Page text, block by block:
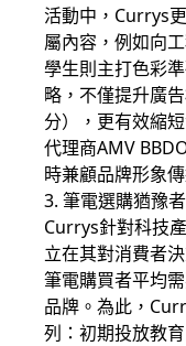
活動中，Currys
屬內容，例如向
學生則主打色彩
略，不僅提升廣
分），更有效縮
代理商AMV
時兼顧品牌形象
3. 筆電選購猶豫
Currys針對科技
立在其對消費者
筆電購買者平均
品牌。為此，
列：初期投放教